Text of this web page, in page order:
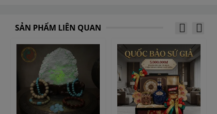
SẢN PHẨM LIÊN QUAN